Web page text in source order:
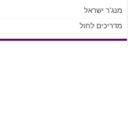
מנג'ר ישראל
מדריכים לחול